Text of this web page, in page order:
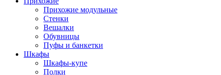
Прихожие модульные
Стенки
Вешалки
Обувницы
Пуфы и банкетки
Шкафы
Шкафы-купе
Полки